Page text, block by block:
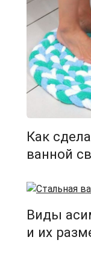
Как
ванной
Виды
и их